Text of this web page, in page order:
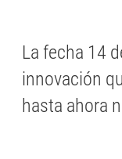
La fecha 14
innovación
hasta ahora